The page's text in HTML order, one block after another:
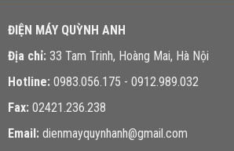
ĐIỆN MÁY QUỲNH ANH
Địa chỉ: 33 Tam Trinh, Hoàng Mai, Hà Nội
Hotline: 0983.056.175 - 0912.989.032
Fax: 02421.236.238
Email: dienmayquynhanh@gmail.com